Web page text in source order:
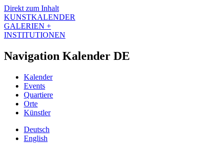
Direkt zum Inhalt
KUNSTKALENDER
GALERIEN +
INSTITUTIONEN
Navigation Kalender DE
Kalender
Events
Quartiere
Orte
Künstler
Deutsch
English